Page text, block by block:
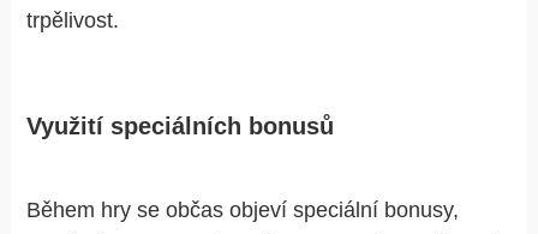
trpělivost.
Využití speciálních bonusů
Během hry se občas objeví speciální bonusy,